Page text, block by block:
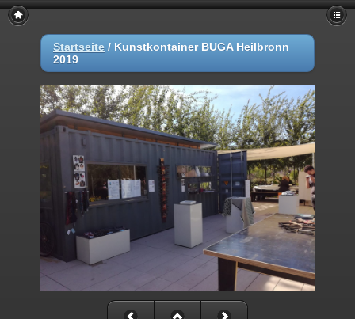
Startseite / Kunstkontainer BUGA Heilbronn
2019